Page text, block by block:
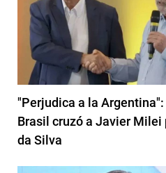
"Perjudica a la
Brasil cruzó a Javier Milei
da Silva